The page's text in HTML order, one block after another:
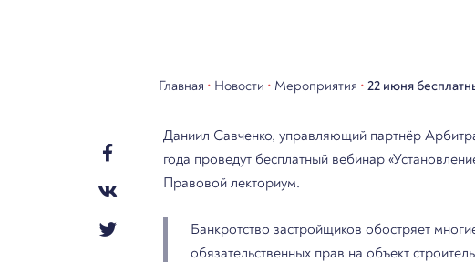
Главная • Новости • Мероприятия • 22 июня
Даниил Савченко, управляющий партнёр
года проведут бесплатный вебинар
Правовой лекториум.
Банкротство застройщиков обостряет
обязательственных прав на объект